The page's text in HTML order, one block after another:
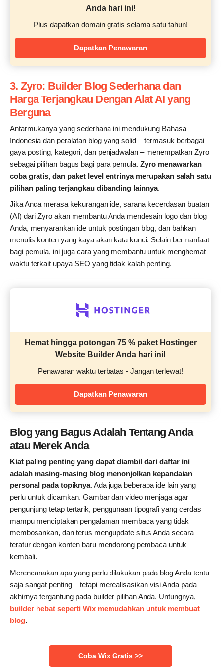
Anda hari ini!
Plus dapatkan domain gratis selama satu tahun!
Dapatkan Penawaran
3. Zyro: Builder Blog Sederhana dan
Harga Terjangkau Dengan Alat AI yang
Berguna
Antarmukanya yang sederhana ini mendukung Bahasa
Indonesia dan peralatan blog yang solid – termasuk berbagai
gaya posting, kategori, dan penjadwalan – menempatkan Zyro
sebagai pilihan bagus bagi para pemula. Zyro menawarkan
coba gratis, dan paket level entrinya merupakan salah satu
pilihan paling terjangkau dibanding lainnya.
Jika Anda merasa kekurangan ide, sarana kecerdasan buatan
(AI) dari Zyro akan membantu Anda mendesain logo dan blog
Anda, menyarankan ide untuk postingan blog, dan bahkan
menulis konten yang kaya akan kata kunci. Selain bermanfaat
bagi pemula, ini juga cara yang membantu untuk menghemat
waktu terkait upaya SEO yang tidak kalah penting.
Hemat hingga potongan 75 % paket Hostinger
Website Builder Anda hari ini!
Penawaran waktu terbatas - Jangan terlewat!
Dapatkan Penawaran
Blog yang Bagus Adalah Tentang Anda
atau Merek Anda
Kiat paling penting yang dapat diambil dari daftar ini
adalah masing-masing blog menonjolkan kepandaian
personal pada topiknya. Ada juga beberapa ide lain yang
perlu untuk dicamkan. Gambar dan video menjaga agar
pengunjung tetap tertarik, penggunaan tipografi yang cerdas
mampu menciptakan pengalaman membaca yang tidak
membosankan, dan terus mengupdate situs Anda secara
teratur dengan konten baru mendorong pembaca untuk
kembali.
Merencanakan apa yang perlu dilakukan pada blog Anda tentu
saja sangat penting – tetapi merealisasikan visi Anda pada
akhirnya tergantung pada builder pilihan Anda. Untungnya,
builder hebat seperti Wix memudahkan untuk membuat
blog.
Coba Wix Gratis >>